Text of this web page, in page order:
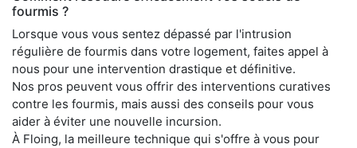
fourmis ?
Lorsque vous vous sentez dépassé par l'intrusion
régulière de fourmis dans votre logement, faites appel à
nous pour une intervention drastique et définitive.
Nos pros peuvent vous offrir des interventions curatives
contre les fourmis, mais aussi des conseils pour vous
aider à éviter une nouvelle incursion.
À Floing, la meilleure technique qui s'offre à vous pour